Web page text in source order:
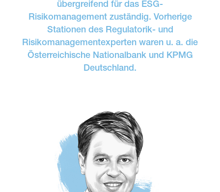
übergreifend für das ESG-
Risikomanagement zuständig. Vorherige
Stationen des Regulatorik- und
Risikomanagementexperten waren u. a. die
Österreichische Nationalbank und KPMG
Deutschland.